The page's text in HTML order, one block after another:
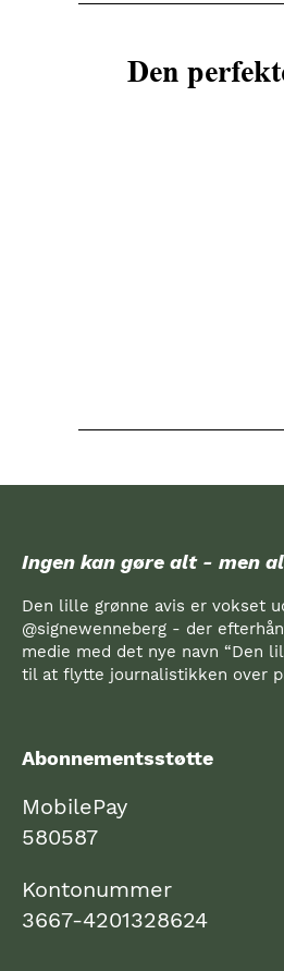
Den
Ingen kan gøre alt - men
Den lille grønne avis er vokset
@signewenneberg - der
medie med det nye navn “Den
til at flytte journalistikken over
Abonnementsstøtte
MobilePay
580587
Kontonummer
3667-4201328624